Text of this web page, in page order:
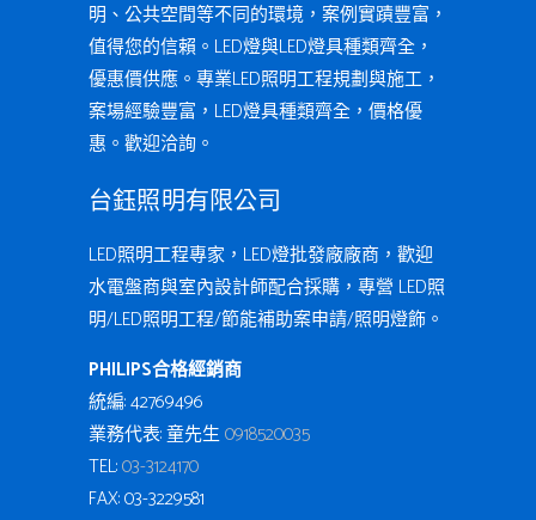
明、公共空間等不同的環境，案例實蹟豐富，
值得您的信賴。LED燈與LED燈具種類齊全，
優惠價供應。專業LED照明工程規劃與施工，
案場經驗豐富，LED燈具種類齊全，價格優
惠。歡迎洽詢。
台鈺照明有限公司
LED照明工程專家，LED燈批發廠廠商，歡迎
水電盤商與室內設計師配合採購，專營 LED照
明/LED照明工程/節能補助案申請/照明燈飾。
PHILIPS合格經銷商
統編: 42769496
業務代表: 童先生0918520035
TEL:03-3124170
FAX: 03-3229581